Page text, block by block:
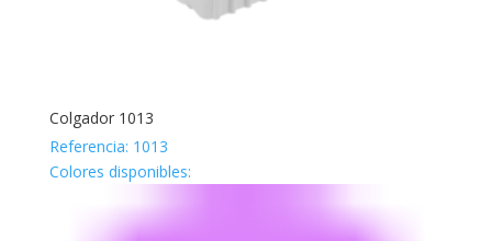
Colgador 1013
Referencia: 1013
Colores disponibles: